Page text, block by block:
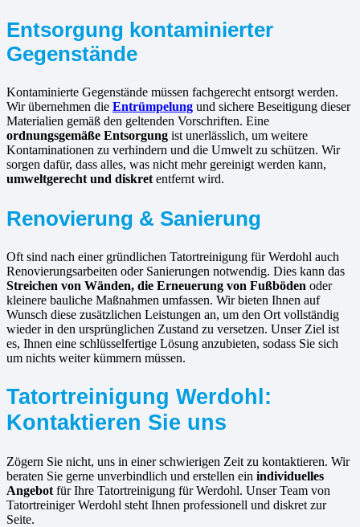
Entsorgung kontaminierter
Gegenstände
Kontaminierte Gegenstände müssen fachgerecht entsorgt werden.
Wir übernehmen die Entrümpelung und sichere Beseitigung dieser
Materialien gemäß den geltenden Vorschriften. Eine
ordnungsgemäße Entsorgung ist unerlässlich, um weitere
Kontaminationen zu verhindern und die Umwelt zu schützen. Wir
sorgen dafür, dass alles, was nicht mehr gereinigt werden kann,
umweltgerecht und diskret entfernt wird.
Renovierung & Sanierung
Oft sind nach einer gründlichen Tatortreinigung für Werdohl auch
Renovierungsarbeiten oder Sanierungen notwendig. Dies kann das
Streichen von Wänden, die Erneuerung von Fußböden oder
kleinere bauliche Maßnahmen umfassen. Wir bieten Ihnen auf
Wunsch diese zusätzlichen Leistungen an, um den Ort vollständig
wieder in den ursprünglichen Zustand zu versetzen. Unser Ziel ist
es, Ihnen eine schlüsselfertige Lösung anzubieten, sodass Sie sich
um nichts weiter kümmern müssen.
Tatortreinigung Werdohl:
Kontaktieren Sie uns
Zögern Sie nicht, uns in einer schwierigen Zeit zu kontaktieren. Wir
beraten Sie gerne unverbindlich und erstellen ein individuelles
Angebot für Ihre Tatortreinigung für Werdohl. Unser Team von
Tatortreiniger Werdohl steht Ihnen professionell und diskret zur
Seite.